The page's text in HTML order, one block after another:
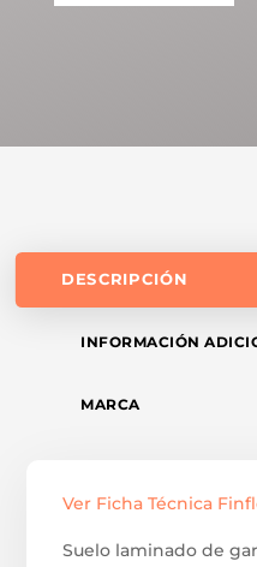
DESCRIPCIÓN
INFORMACIÓN
MARCA
Ver Ficha Técnica
Suelo laminado de